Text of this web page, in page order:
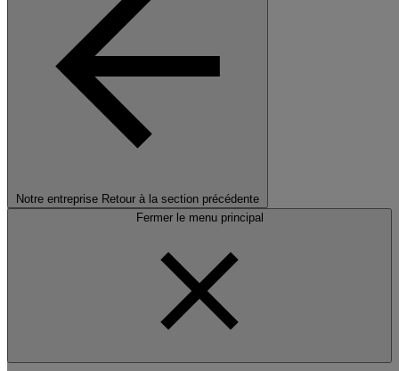
Notre entreprise Retour à la section précédente
Fermer le menu principal